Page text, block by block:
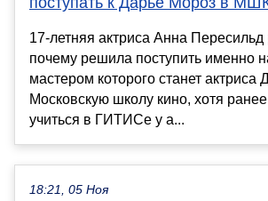
17-летняя актриса Анна Пересильд
почему решила поступить именно
мастером которого станет актриса
Московскую школу кино, хотя
учиться в ГИТИСе у а...
18:21, 05 Ноя